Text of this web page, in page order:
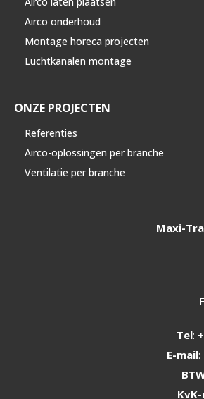
Airco onderhoud
Montage horeca projecten
Luchtkanalen montage
ONZE PROJECTEN
Referenties
Airco-oplossingen per branche
Ventilatie per branche
Maxi-
Tel:
E-mail: